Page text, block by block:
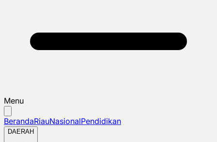
Menu
BerandaRiauNasionalPendidikan
DAERAH